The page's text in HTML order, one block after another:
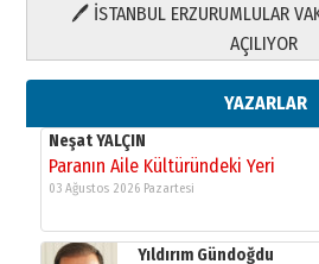
🖊 İSTANBUL ERZURUMLULAR
AÇILIYOR
YAZARLAR
Yusuf POLAT
Şampiyonluk
11 Mayıs 2026 Pazartesi
Neşat YALÇIN
Paranın Aile Kültüründeki Yeri
03 Ağustos 2026 Pazartesi
Yıldırım Gündoğdu